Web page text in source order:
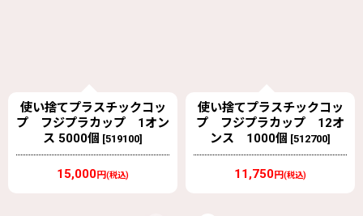
使い捨てプラスチックコッ
プ フジプラカップ 12オ
ンス 1000個 [ 512700
11,750円(税込)
使い捨てプラスチックコッ
プ フジプラカップ 20オ
ンス 1000個 [513000]
15,550円(税込)